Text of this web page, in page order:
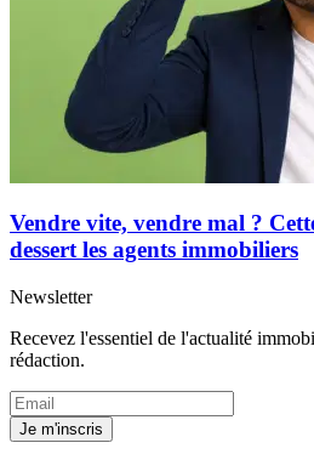
Vendre vite, vendre mal ?
dessert les agents immobiliers
Newsletter
Recevez l'essentiel de l'actualité
rédaction.
Je m'inscris